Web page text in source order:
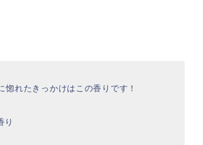
れたきっかけはこの香りです！
り